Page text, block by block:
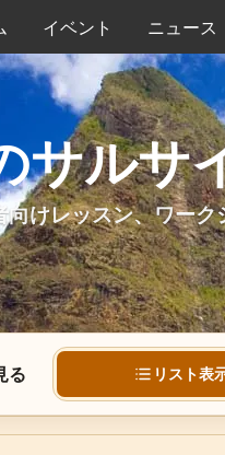
イベント ニュース
サルサ
けレッスン、ワー
る リスト表